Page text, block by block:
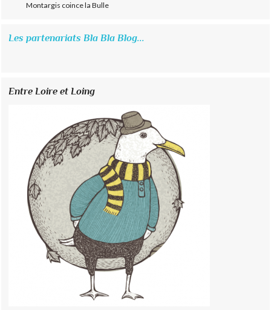
Montargis coince la Bulle
Les partenariats Bla Bla Blog...
Entre Loire et Loing